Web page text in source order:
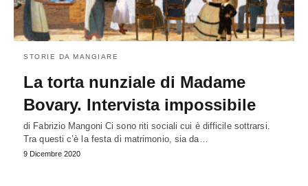
STORIE DA MANGIARE
La torta nunziale di Madame
Bovary. Intervista impossibile
di Fabrizio Mangoni Ci sono riti sociali cui è difficile sottrarsi.
Tra questi c’è la festa di matrimonio, sia da…
9 Dicembre 2020